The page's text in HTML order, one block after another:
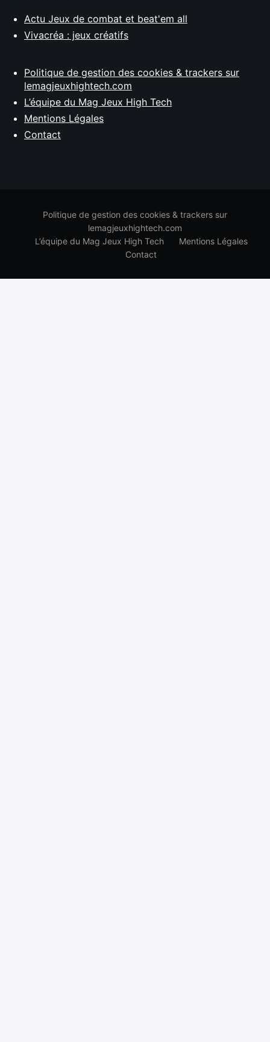
Actu Jeux de combat et beat'em all
Vivacréa : jeux créatifs
Politique de gestion des cookies & trackers sur
lemagjeuxhightech.com
L’équipe du Mag Jeux High Tech
Mentions Légales
Contact
Politique de gestion des cookies & trackers sur
lemagjeuxhightech.com
L’équipe du Mag Jeux High Tech
Mentions Légales
Contact